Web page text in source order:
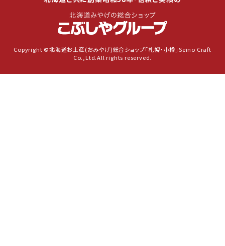
Copyright ©北海道お土産(おみやげ)総合ショップ「札幌・小樽」Seino Craft
Co.,Ltd.All rights reserved.